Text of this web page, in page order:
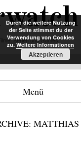
Serien und Games
Menü
MATTHIAS
Durch die weitere Nutzung
der Seite stimmst du der
Verwendung von Cookies
zu. Weitere Informationen
Akzeptieren